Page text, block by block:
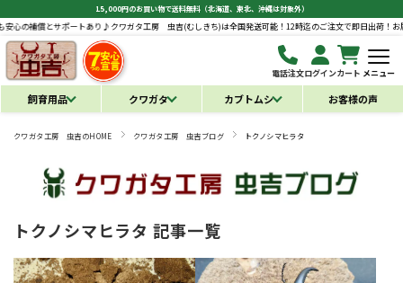
15,000円のお買い物で送料無料（北海道、東北、沖縄は対象外）
償とサポートあり♪クワガタ工房 虫吉(むしきち)は全国発送可能！12時迄のご注文で即日出荷！お届け後も
電話注文ログインカート メニュー
飼育用品 クワガタ カブトムシ お客様の声
クワガタ工房 虫吉のHOME クワガタ工房 虫吉ブログ トクノシマヒラタ
トクノシマヒラタ 記事一覧